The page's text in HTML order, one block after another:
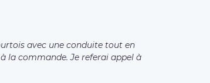
avec une conduite tout en
la commande. Je referai appel à